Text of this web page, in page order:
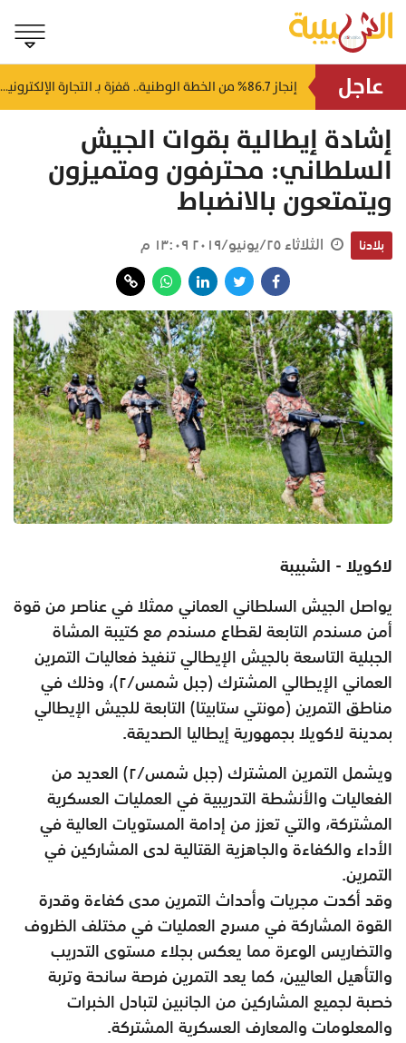
عاجل منذ ٣ ساعات إنجاز 86.7% من الخطة الوطنية.. قفزة بـ التجارة الإلكترونية في سلطنة عُمان
إشادة إيطالية بقوات الجيش
السلطاني: محترفون ومتميزون
ويتمتعون بالانضباط
بلادنا الثلاثاء ٢٥/يونيو/٢٠١٩ ١٣:٠٩ م
لاكويلا - الشبيبة
يواصل الجيش السلطاني العماني ممثلا في عناصر من قوة
أمن مسندم التابعة لقطاع مسندم مع كتيبة المشاة
الجبلية التاسعة بالجيش الإيطالي تنفيذ فعاليات التمرين
العماني الإيطالي المشترك (جبل شمس/‏٢)، وذلك في
مناطق التمرين (مونتي ستابيتا) التابعة للجيش الإيطالي
بمدينة لاكويلا بجمهورية إيطاليا الصديقة.
ويشمل التمرين المشترك (جبل شمس/‏٢) العديد من
الفعاليات والأنشطة التدريبية في العمليات العسكرية
المشتركة، والتي تعزز من إدامة المستويات العالية في
الأداء والكفاءة والجاهزية القتالية لدى المشاركين في
التمرين.
وقد أكدت مجريات وأحداث التمرين مدى كفاءة وقدرة
القوة المشاركة في مسرح العمليات في مختلف الظروف
والتضاريس الوعرة مما يعكس بجلاء مستوى التدريب
والتأهيل العاليين، كما يعد التمرين فرصة سانحة وتربة
خصبة لجميع المشاركين من الجانبين لتبادل الخبرات
والمعلومات والمعارف العسكرية المشتركة.